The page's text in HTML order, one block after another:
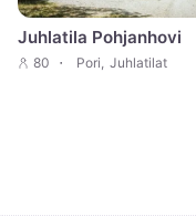
Juhlatila Pohjanhovi
80 Pori, Juhlatilat